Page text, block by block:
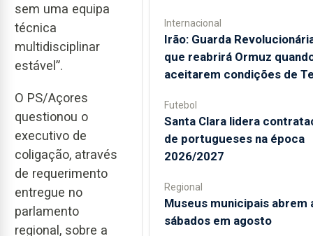
sem uma equipa
técnica
multidisciplinar
estável”.
O PS/Açores
questionou o
executivo de
coligação, através
de requerimento
entregue no
parlamento
regional, sobre a
Internacional
Irão: Guarda
que reabrirá Ormuz
aceitarem condições de
Futebol
Santa Clara lidera
de portugueses na época
2026/2027
Regional
Museus municipais abrem
sábados em agosto